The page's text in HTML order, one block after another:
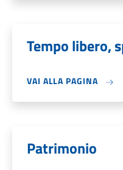
Tempo libero,
VAI ALLA PAGINA
Patrimonio